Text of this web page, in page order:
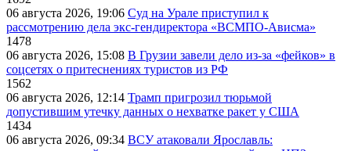
06 августа 2026, 19:06 Суд на Урале приступил к
рассмотрению дела экс-гендиректора «ВСМПО-Ависма»
1478
06 августа 2026, 15:08 В Грузии завели дело из-за «фейков» в
соцсетях о притеснениях туристов из РФ
1562
06 августа 2026, 12:14 Трамп пригрозил тюрьмой
допустившим утечку данных о нехватке ракет у США
1434
06 августа 2026, 09:34 ВСУ атаковали Ярославль: